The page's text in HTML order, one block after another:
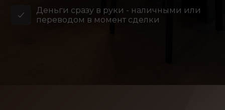
Деньги сразу в руки - наличными или
переводом в момент сделки